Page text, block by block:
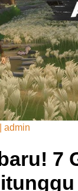
admin
7